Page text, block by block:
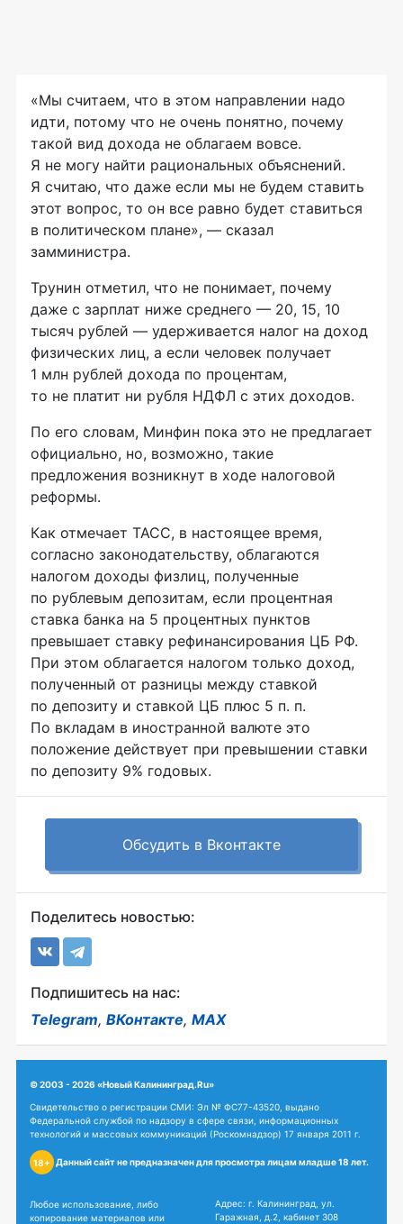
«Мы считаем, что в этом направлении надо
идти, потому что не очень понятно, почему
такой вид дохода не облагаем вовсе.
Я не могу найти рациональных объяснений.
Я считаю, что даже если мы не будем ставить
этот вопрос, то он все равно будет ставиться
в политическом плане», — сказал
замминистра.
Трунин отметил, что не понимает, почему
даже с зарплат ниже среднего — 20, 15, 10
тысяч рублей — удерживается налог на доход
физических лиц, а если человек получает
1 млн рублей дохода по процентам,
то не платит ни рубля НДФЛ с этих доходов.
По его словам, Минфин пока это не предлагает
официально, но, возможно, такие
предложения возникнут в ходе налоговой
реформы.
Как отмечает ТАСС, в настоящее время,
согласно законодательству, облагаются
налогом доходы физлиц, полученные
по рублевым депозитам, если процентная
ставка банка на 5 процентных пунктов
превышает ставку рефинансирования ЦБ РФ.
При этом облагается налогом только доход,
полученный от разницы между ставкой
по депозиту и ставкой ЦБ плюс 5 п. п.
По вкладам в иностранной валюте это
положение действует при превышении ставки
по депозиту 9% годовых.
Обсудить в Вконтакте
Поделитесь новостью:
Подпишитесь на нас:
Telegram, ВКонтакте, MAX
© 2003 - 2026 «Новый Калининград.Ru»
Свидетельство о регистрации СМИ: Эл № ФС77-43520, выдано
Федеральной службой по надзору в сфере связи, информационных
технологий и массовых коммуникаций (Роскомнадзор) 17 января 2011 г.
18+ Данный сайт не предназначен для просмотра лицам младше 18 лет.
Любое использование, либо
копирование материалов или
Адрес: г. Калининград, ул.
Гаражная, д.2, кабинет 308